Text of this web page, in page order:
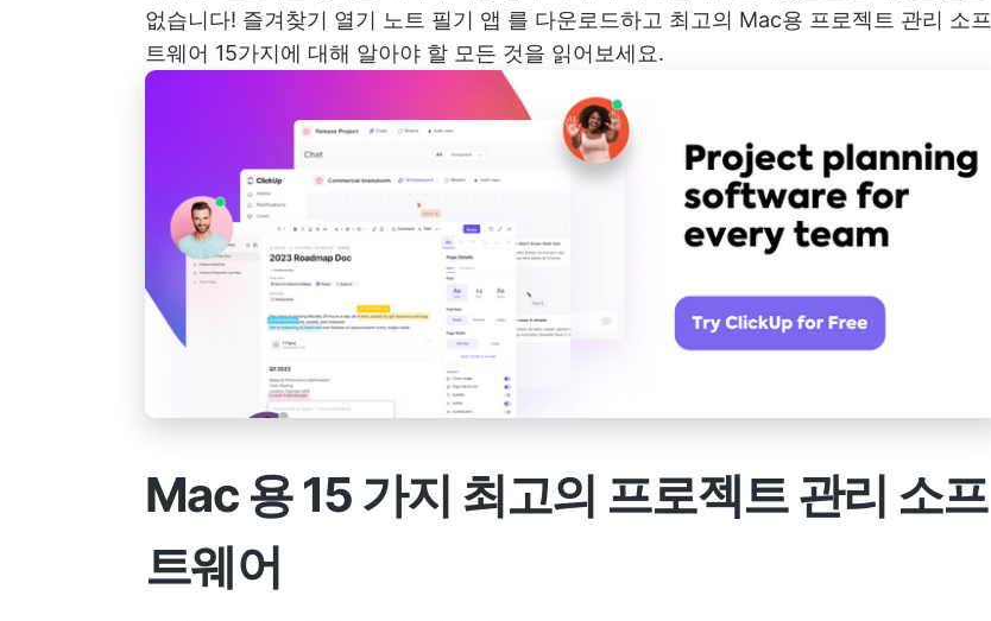
없습니다! 즐겨찾기 열기 노트 필기 앱 를 다운로드하고 최고의 Mac용 프로젝트 관리 소프
트웨어 15가지에 대해 알아야 할 모든 것을 읽어보세요.
Mac 용 15 가지 최고의 프로젝트 관리 소프
트웨어